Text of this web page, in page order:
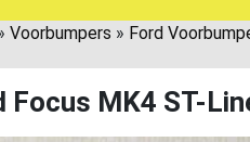
Voorbumpers » Ford
Focus MK4 ST-